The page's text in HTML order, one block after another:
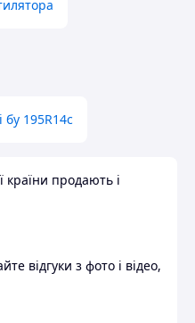
195R14c
країни продають і
відгуки з фото і відео,